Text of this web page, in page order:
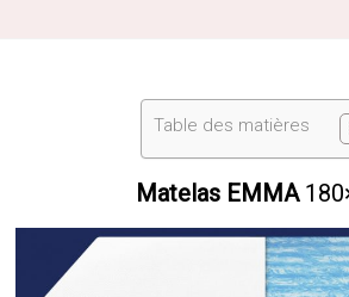
Table des matières
Matelas EMMA